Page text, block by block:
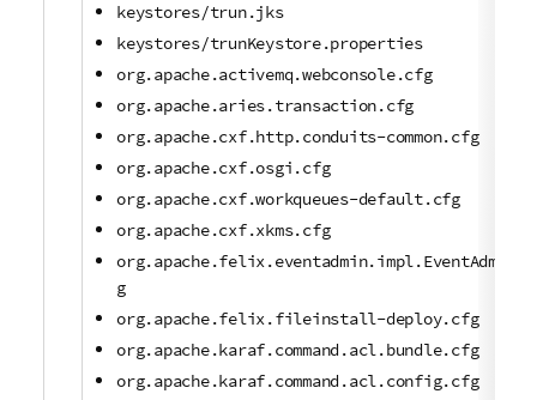
keystores/trun.jks
keystores/trunKeystore.properties
org.apache.activemq.webconsole.cfg
org.apache.aries.transaction.cfg
org.apache.cxf.http.conduits-common.cfg
org.apache.cxf.osgi.cfg
org.apache.cxf.workqueues-default.cfg
org.apache.cxf.xkms.cfg
g
org.apache.felix.fileinstall-deploy.cfg
org.apache.karaf.command.acl.bundle.cfg
org.apache.karaf.command.acl.config.cfg